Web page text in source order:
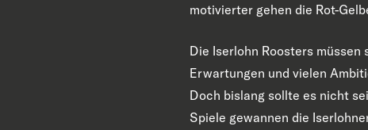
motivierter gehen die Rot-
Die Iserlohn Roosters
Erwartungen und vielen
Doch bislang sollte es nicht
Spiele gewannen die